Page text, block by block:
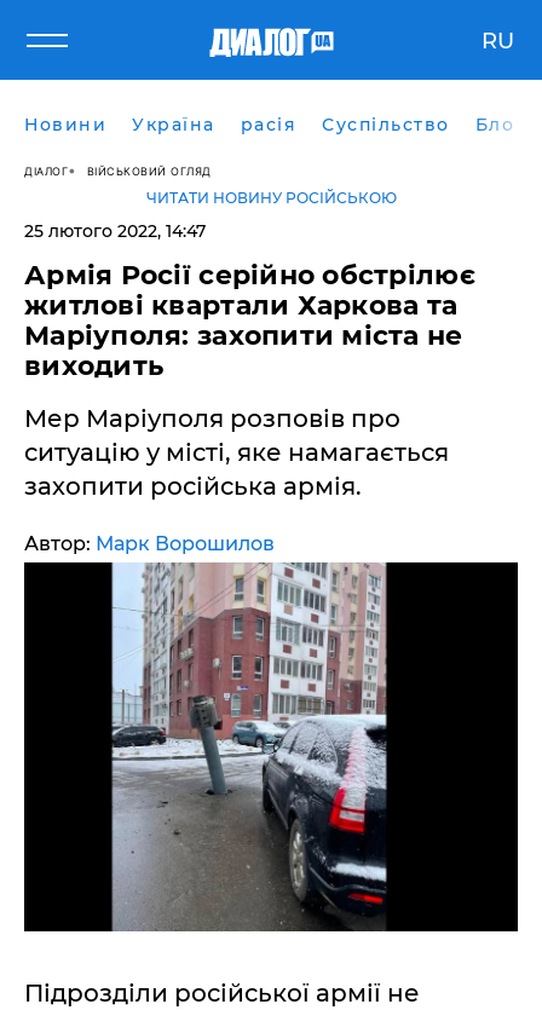
RU
Новини Україна расія Суспільство Блоги
ДІАЛОГ ВІЙСЬКОВИЙ ОГЛЯД
ЧИТАТИ НОВИНУ РОСІЙСЬКОЮ
25 лютого 2022, 14:47
Армія Росії серійно обстрілює
житлові квартали Харкова та
Маріуполя: захопити міста не
виходить
Мер Маріуполя розповів про
ситуацію у місті, яке намагається
захопити російська армія.
Автор: Марк Ворошилов
Підрозділи російської армії не